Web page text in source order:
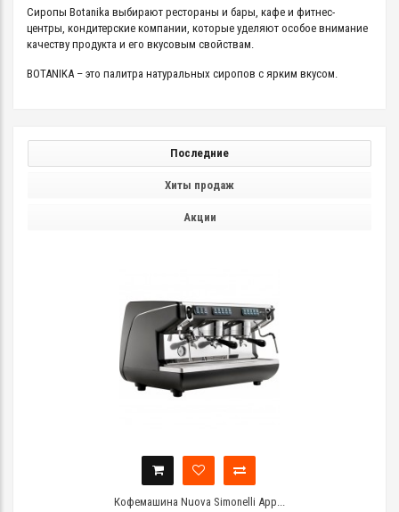
Сиропы Botanika выбирают рестораны и бары, кафе и фитнес-
центры, кондитерские компании, которые уделяют особое внимание
качеству продукта и его вкусовым свойствам.
BOTANIKA – это палитра натуральных сиропов с ярким вкусом.
Последние
Хиты продаж
Акции
Кофемашина Nuova Simonelli App...